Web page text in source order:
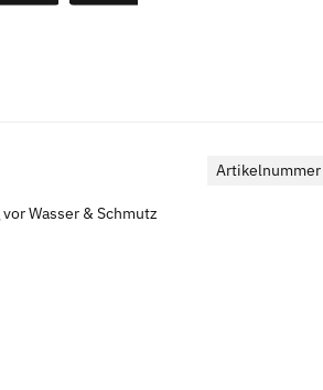
Wasser & Schmutz
Artikelnummer